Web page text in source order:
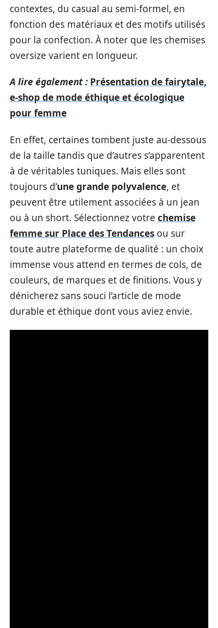
contextes, du casual au semi-formel, en
fonction des matériaux et des motifs utilisés
pour la confection. À noter que les chemises
oversize varient en longueur.
A lire également : Présentation de fairytale,
e-shop de mode éthique et écologique
pour femme
En effet, certaines tombent juste au-dessous
de la taille tandis que d’autres s’apparentent
à de véritables tuniques. Mais elles sont
toujours d’une grande polyvalence, et
peuvent être utilement associées à un jean
ou à un short. Sélectionnez votre chemise
femme sur Place des Tendances ou sur
toute autre plateforme de qualité : un choix
immense vous attend en termes de cols, de
couleurs, de marques et de finitions. Vous y
dénicherez sans souci l’article de mode
durable et éthique dont vous aviez envie.